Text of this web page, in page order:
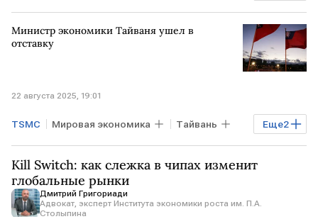
Торги США
Министр экономики Тайваня ушел в
отставку
22 августа 2025, 19:01
Еще2
TSMC Мировая экономика Тайвань
США КИТАЙ
Kill Switch: как слежка в чипах изменит
глобальные рынки
Дмитрий Григориади
Адвокат, эксперт Института экономики роста им. П.А.
Столыпина